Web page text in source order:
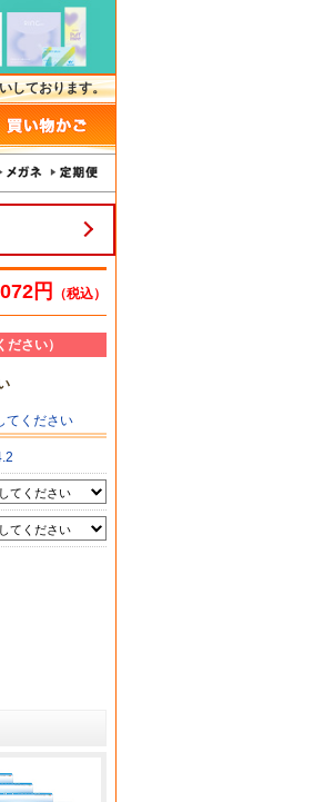
しております。
円 （税込）
さい）
てください